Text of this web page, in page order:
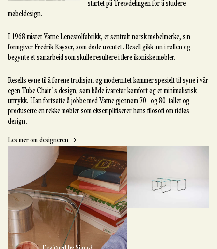
startet på Treavdelingen for å studere
møbeldesign.
I 1968 mistet Vatne Lenestolfabrikk, et sentralt norsk møbelmerke, sin
formgiver Fredrik Kayser, som døde uventet. Resell gikk inn i rollen og
begynte et samarbeid som skulle resultere i flere ikoniske møbler.
Resells evne til å forene tradisjon og modernitet kommer spesielt til syne i vår
egen Tube Chair`s design, som både ivaretar komfort og et minimalistisk
uttrykk. Han fortsatte å jobbe med Vatne gjennom 70- og 80-tallet og
produserte en rekke møbler som eksemplifiserer hans filosofi om tidløs
design.
Les mer om designeren →